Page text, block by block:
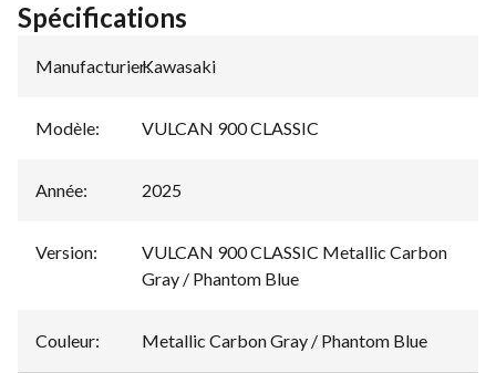
Spécifications
Manufacturier:
Kawasaki
Modèle: VULCAN 900 CLASSIC
Année: 2025
Version:
VULCAN 900 CLASSIC Metallic Carbon
Gray / Phantom Blue
Couleur: Metallic Carbon Gray / Phantom Blue